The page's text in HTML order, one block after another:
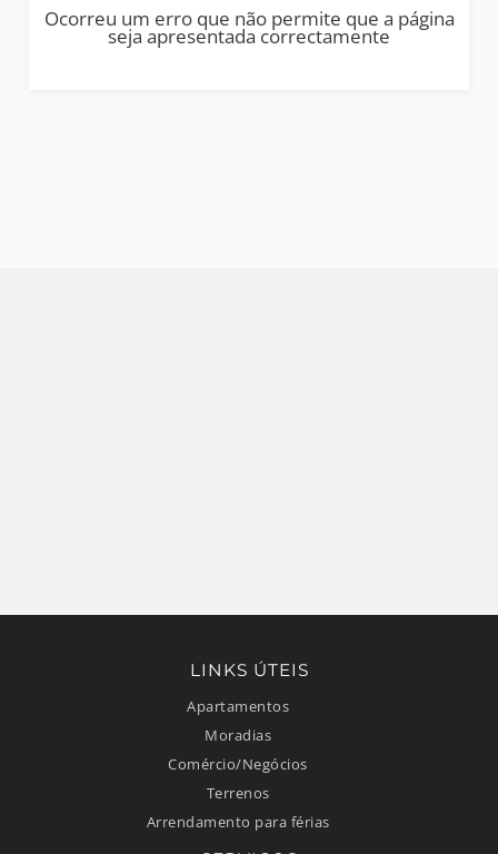
Ocorreu um erro que não permite que a página
seja apresentada correctamente
LINKS ÚTEIS
Apartamentos
Moradias
Comércio/Negócios
Terrenos
Arrendamento para férias